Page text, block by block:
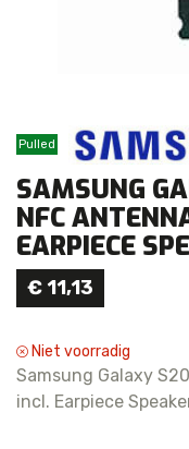
Pulled
SAMSUNG
NFC
EARPIECE
€ 11,13
Niet voorradig
Samsung Galaxy
incl. Earpiece